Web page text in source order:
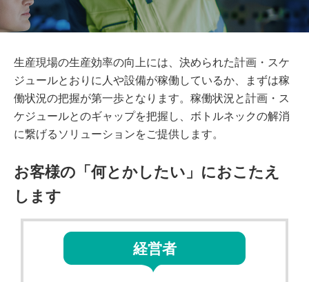
生産現場の生産効率の向上には、決められた計画・スケ
ジュールとおりに人や設備が稼働しているか、まずは稼
働状況の把握が第一歩となります。稼働状況と計画・ス
ケジュールとのギャップを把握し、ボトルネックの解消
に繋げるソリューションをご提供します。
お客様の「何とかしたい」におこたえ
します
経営者